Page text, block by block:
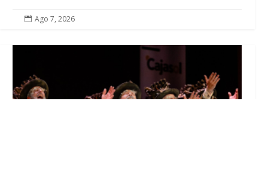
 Ago 7, 2026